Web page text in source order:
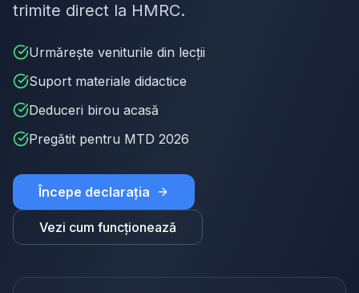
trimite direct la HMRC.
Urmărește veniturile din lecții
Suport materiale didactice
Deduceri birou acasă
Pregătit pentru MTD 2026
Începe declarația
Vezi cum funcționează